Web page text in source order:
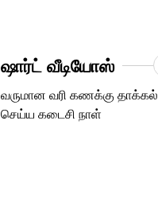
ஷார்ட் வீடியோஸ்
வருமான வரி கணக்கு தாக்கல்
செய்ய கடைசி நாள்